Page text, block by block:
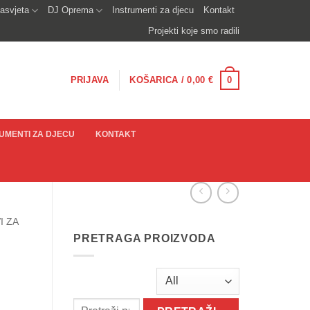
DJ Oprema Instrumenti za djecu
Kontakt
Projekti koje smo radili
PRIJAVA KOŠARICA /0,00 € 0
ZA DJECU KONTAKT
PRETRAGA PROIZVODA
ZA